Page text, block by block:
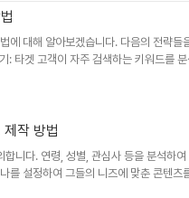
에 대해 알아보겠습니다. 다음의 전략들
: 타겟 고객이 자주 검색하는 키워드를
.롱테일 키워드: 구체적인 검색어를 사
향을 미치므로, 간..
작 방법
니다. 연령, 성별, 관심사 등을 분석하
를 설정하여 그들의 니즈에 맞춘 콘텐츠
용하여 제품을 매력적으로 보여줍니다.